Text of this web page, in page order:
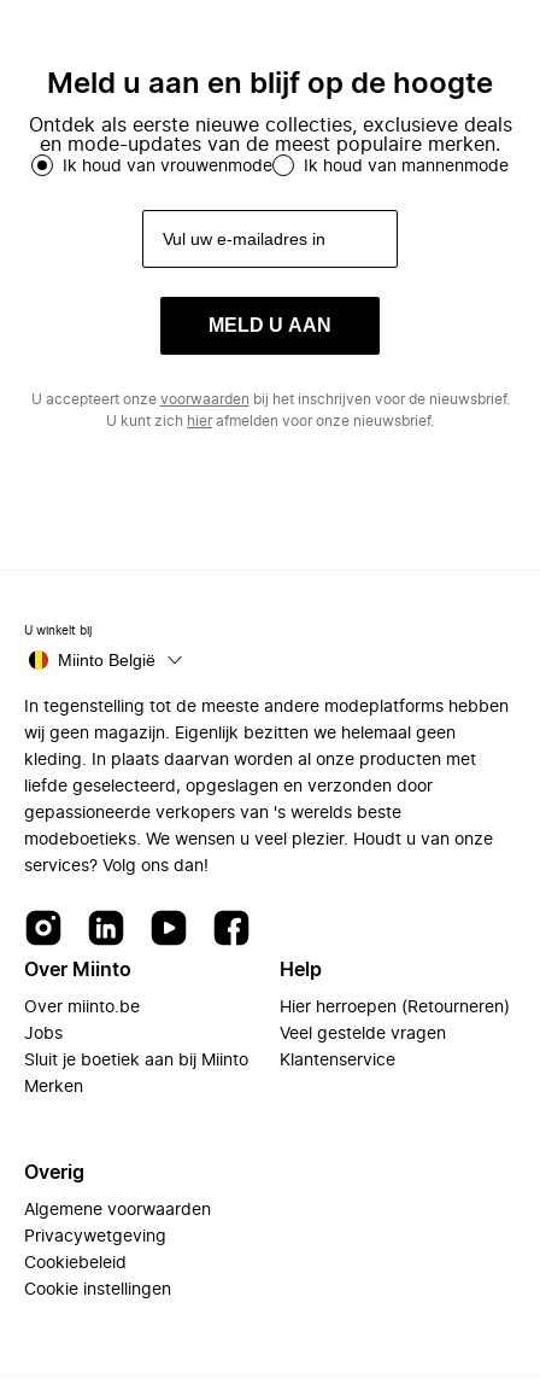
Meld u aan en blijf op de hoogte
Ontdek als eerste nieuwe collecties, exclusieve deals
en mode-updates van de meest populaire merken.
Ik houd van vrouwenmode Ik houd van mannenmode
MELD U AAN
U accepteert onze voorwaarden bij het inschrijven voor de nieuwsbrief.
U kunt zich hierafmelden voor onze nieuwsbrief.
U winkelt bij
Miinto België
In tegenstelling tot de meeste andere modeplatforms hebben
wij geen magazijn. Eigenlijk bezitten we helemaal geen
kleding. In plaats daarvan worden al onze producten met
liefde geselecteerd, opgeslagen en verzonden door
gepassioneerde verkopers van 's werelds beste
modeboetieks. We wensen u veel plezier. Houdt u van onze
services? Volg ons dan!
Over Miinto
Over miinto.be
Jobs
Sluit je boetiek aan bij Miinto
Merken
Help
Hier herroepen (Retourneren)
Veel gestelde vragen
Klantenservice
Overig
Algemene voorwaarden
Privacywetgeving
Cookiebeleid
Cookie instellingen